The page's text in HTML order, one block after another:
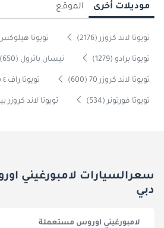
موديلات أخرى الموقع
تويوتا لاند كروزر (2176) تويوتا هيلوكس
تويوتا برادو (1279) نيسان باترول (650)
تويوتا لاند كروزر 70 (600) تويوتا راف ٤ (585)
تويوتا فورتونر (534) تويوتا لاند كروزر
سعرالسيارات لامبورغيني
دبي
لامبورغيني اوروس مستعملة